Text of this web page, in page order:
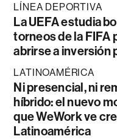
LÍNEA DEPORTIVA
La UEFA estudia
torneos de la FIFA
abrirse a inversión
LATINOAMÉRICA
Ni presencial, ni
híbrido: el nuevo
que WeWork ve
Latinoamérica